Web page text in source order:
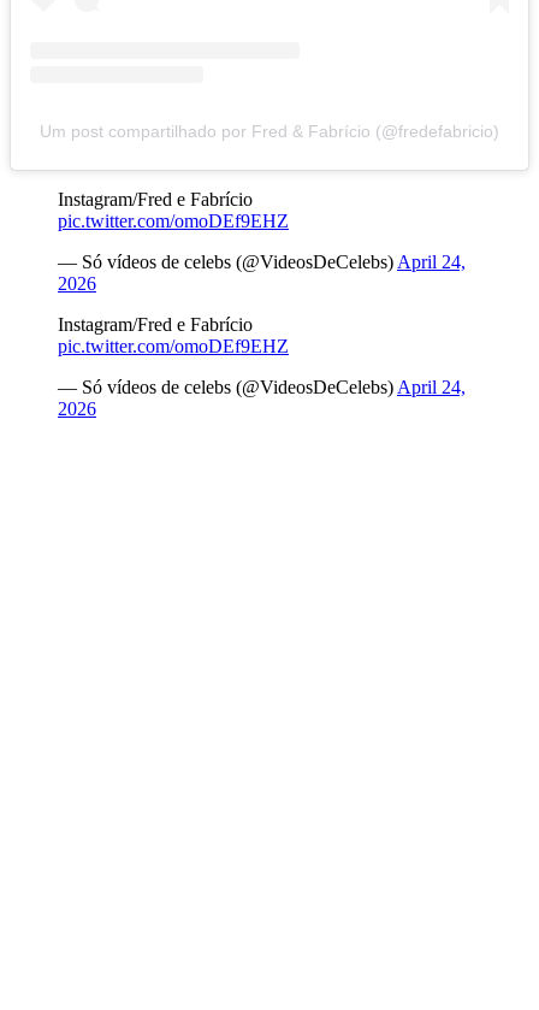
Um post compartilhado por Fred & Fabrício (@fredefabricio)
Instagram/Fred e Fabrício
pic.twitter.com/omoDEf9EHZ
— Só vídeos de celebs (@VideosDeCelebs) April 24,
2026
Instagram/Fred e Fabrício
pic.twitter.com/omoDEf9EHZ
— Só vídeos de celebs (@VideosDeCelebs) April 24,
2026